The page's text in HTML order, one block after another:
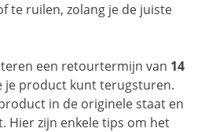
te ruilen, zolang je de juiste
een retourtermijn van 14
je product kunt terugsturen.
in de originele staat en
Hier zijn enkele tips om het